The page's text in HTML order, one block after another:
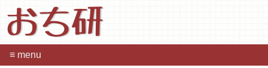
おち研
≡ menu